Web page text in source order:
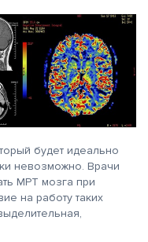
будет идеально
невозможно. Врачи
МРТ мозга при
на работу таких